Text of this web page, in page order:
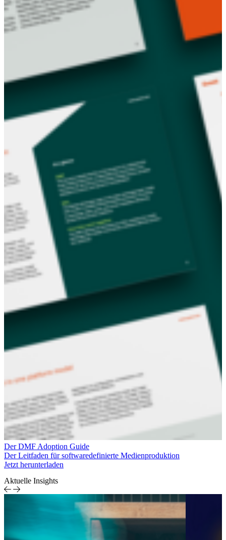
Der DMF Adoption Guide
Der Leitfaden für softwaredefinierte Medienproduktion
Jetzt herunterladen
Aktuelle Insights
Medien &
Entertainment
Container in der